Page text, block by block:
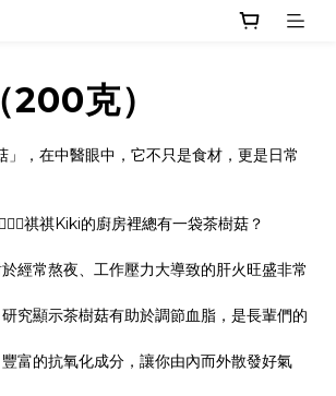
克）
」，在中醫眼中，它不只是食材，更是日常
祺祺Kiki的廚房裡總有一袋茶樹菇？